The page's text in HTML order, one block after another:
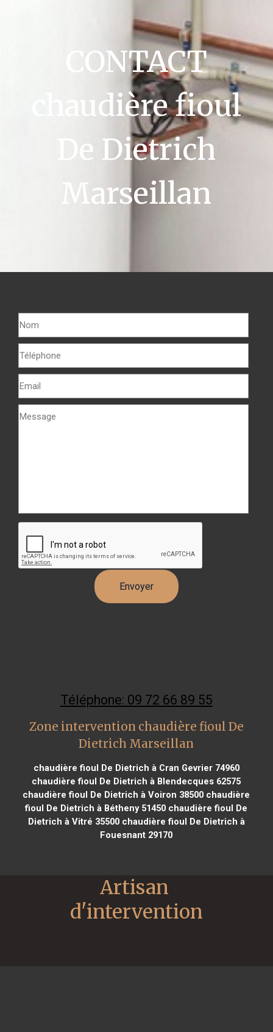
CONTACT
chaudière fioul
De Dietrich
Marseillan
Téléphone: 09 72 66 89 55
Zone intervention chaudière fioul De
Dietrich Marseillan
chaudière fioul De Dietrich à Cran Gevrier 74960
chaudière fioul De Dietrich à Blendecques 62575
chaudière fioul De Dietrich à Voiron 38500 chaudière
fioul De Dietrich à Bétheny 51450 chaudière fioul De
Dietrich à Vitré 35500chaudière fioul De Dietrich à
Fouesnant 29170
Artisan
d'intervention